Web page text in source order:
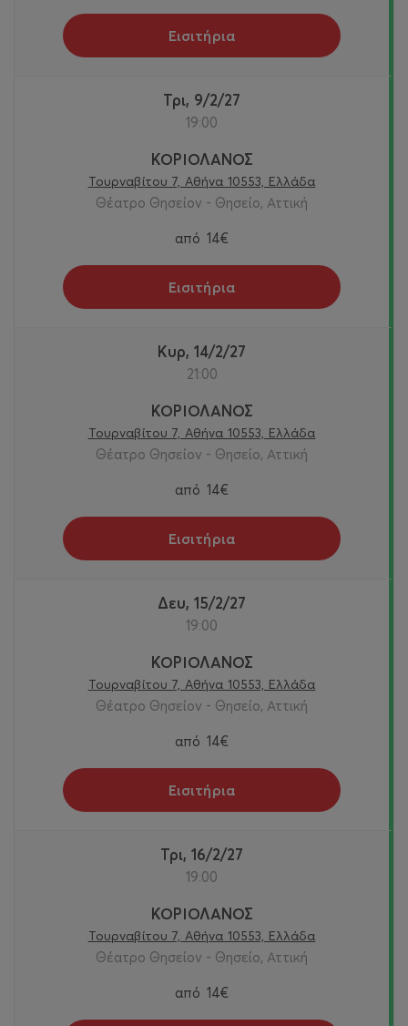
Εισιτήρια
Τρι, 9/2/27
19:00
ΚΟΡΙΟΛΑΝΟΣ
Τουρναβίτου 7, Αθήνα 10553, Ελλάδα
Θέατρο Θησείον - Θησείο, Αττική
από 14€
Εισιτήρια
Κυρ, 14/2/27
21:00
ΚΟΡΙΟΛΑΝΟΣ
Τουρναβίτου 7, Αθήνα 10553, Ελλάδα
Θέατρο Θησείον - Θησείο, Αττική
από 14€
Εισιτήρια
Δευ, 15/2/27
19:00
ΚΟΡΙΟΛΑΝΟΣ
Τουρναβίτου 7, Αθήνα 10553, Ελλάδα
Θέατρο Θησείον - Θησείο, Αττική
από 14€
Εισιτήρια
Τρι, 16/2/27
19:00
ΚΟΡΙΟΛΑΝΟΣ
Τουρναβίτου 7, Αθήνα 10553, Ελλάδα
Θέατρο Θησείον - Θησείο, Αττική
από 14€